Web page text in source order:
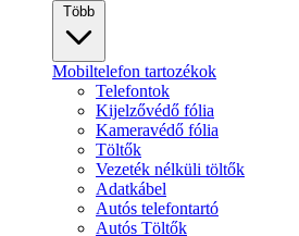
Mobiltelefon tartozékok
Telefontok
Kijelzővédő fólia
Kameravédő fólia
Töltők
Vezeték nélküli töltők
Adatkábel
Autós telefontartó
Autós Töltők